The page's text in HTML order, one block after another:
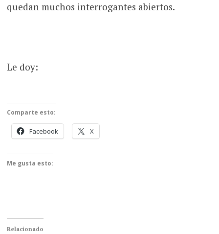
quedan muchos interrogantes abiertos.
Le doy:
Comparte esto:
Facebook X
Me gusta esto:
Relacionado